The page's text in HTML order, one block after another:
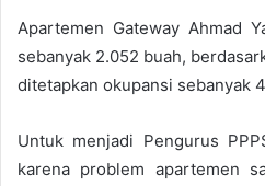
Apartemen Gateway Ahmad
sebanyak 2.052 buah,
ditetapkan okupansi sebanyak
Untuk menjadi Pengurus
karena problem apartemen